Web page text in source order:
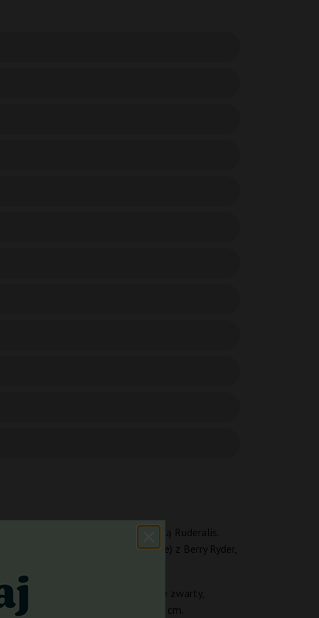
klasyczne geny Kush z domieszką Ruderalis.
(OG Kush x Ultra Lemon Haze) z Berry Ryder,
Dominacja Indica (ok. 70%) nadaje zwarty,
zewnątrz może urosnąć do 150 cm.